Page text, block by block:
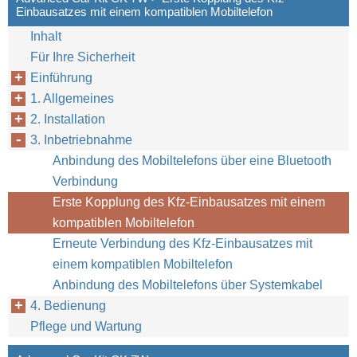
Einbausatzes mit einem kompatiblen Mobiltelefon
Inhalt
Für Ihre Sicherheit
Einführung
1. Allgemeines
2. Installation
3. Inbetriebnahme
Anbindung des Mobiltelefons über eine Bluetooth
Verbindung
Erste Kopplung des Kfz-Einbausatzes mit einem
kompatiblen Mobiltelefon
Erneute Verbindung des Kfz-Einbausatzes mit
einem kompatiblen Mobiltelefon
Anbindung des Mobiltelefons über Systemkabel
4. Bedienung
Pflege und Wartung